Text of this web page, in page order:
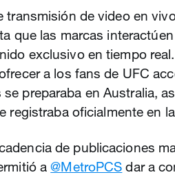
transmisión de video en
que las marcas
exclusivo en tiempo real.
a los fans de UFC
preparaba en Australia,
registraba oficialmente en
de publicaciones
a@MetroPCS dar a